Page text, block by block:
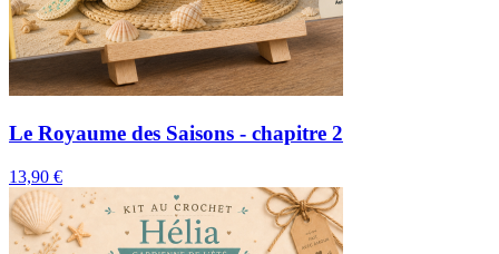
Le Royaume des Saisons - chapitre 2
13,90 €